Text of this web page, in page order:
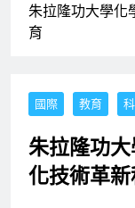
朱拉隆功大學化
育
國際 教育
朱拉隆功
化技術革